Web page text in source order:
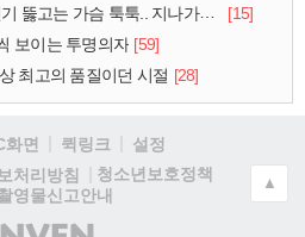
는 가슴 툭툭.. 지나가던 아재의 정체
[15]
보이는 투명의자 [59]
최고의 품질이던 시절 [28]
화면 퀵링크
설정
처리방침
청소년보호정책
영물신고안내
(주)
▲